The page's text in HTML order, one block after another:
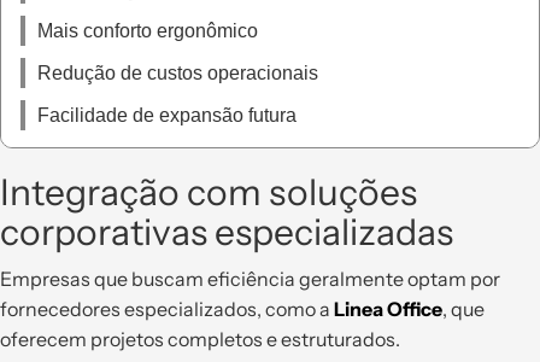
Mais conforto ergonômico
Redução de custos operacionais
Facilidade de expansão futura
Integração com soluções
corporativas especializadas
Empresas que buscam eficiência geralmente optam por
fornecedores especializados, como a Linea Office, que
oferecem projetos completos e estruturados.